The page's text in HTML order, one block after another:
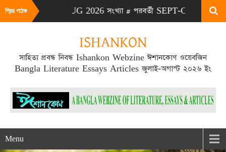
প্রিয় পাঠক
# এটা JULY-AUG 2026 সংখ্যা # পরবর্তী SEPT-OCT 2026
ISHANKON
সাহিত্য প্রবন্ধ নিবন্ধ Ishankon Webzine ঈশানকোণ ওয়েবজিন
Bangla Literature Essays Articles জুলাই-অগাস্ট ২০২৬ ইং
Menu